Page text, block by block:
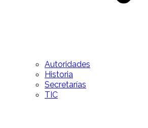
Autoridades
Historia
Secretarías
TIC